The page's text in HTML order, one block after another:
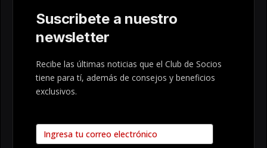
Suscribete a nuestro
newsletter
Recibe las últimas noticias que el Club de Socios
tiene para tí, además de consejos y beneficios
exclusivos.